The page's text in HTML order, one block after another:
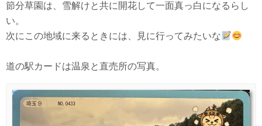
節分草園は、雪解けと共に開花して一面真っ白になるらし
い。
次にこの地域に来るときには、見に行ってみたいな
道の駅カードは温泉と直売所の写真。